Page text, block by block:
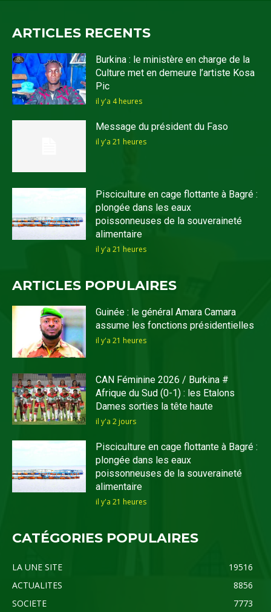
ARTICLES RECENTS
Burkina : le ministère en charge de la
Culture met en demeure l’artiste Kosa
Pic
il y'a 4 heures
Message du président du Faso
il y'a 21 heures
Pisciculture en cage flottante à Bagré :
plongée dans les eaux
poissonneuses de la souveraineté
alimentaire
il y'a 21 heures
ARTICLES POPULAIRES
Guinée : le général Amara Camara
assume les fonctions présidentielles
il y'a 21 heures
CAN Féminine 2026 / Burkina #
Afrique du Sud (0-1) : les Etalons
Dames sorties la tête haute
il y'a 2 jours
Pisciculture en cage flottante à Bagré :
plongée dans les eaux
poissonneuses de la souveraineté
alimentaire
il y'a 21 heures
CATÉGORIES POPULAIRES
LA UNE SITE
19516
ACTUALITES
8856
SOCIETE
7773